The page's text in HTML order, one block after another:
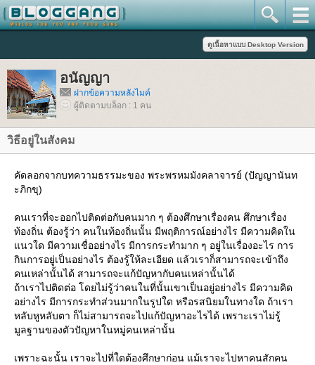
อนัญญา
ฝากข้อความหลังไมค์
ผู้ติดตามบล็อก : 1 คน
วิธีอยู่ในสังคม
คัดลอกจากบทความธรรมะของ พระพรหมมังคลาจารย์ (ปัญญานันท
ะภิกขุ)
คนเราที่จะออกไปติดต่อกับคนมาก ๆ ต้องศึกษาเรื่องคน ศึกษาเรื่อง
ท้องถิ่น ต้องรู้ว่า คนในท้องถิ่นนั้น มีพฤติการณ์อย่างไร มีความคิดใน
นวใด มีความเชื่ออย่างไร มีการกระทำมาก ๆ อยู่ในเรื่องอะไร การ
กินการอยู่เป็นอย่างไร ต้องรู้ให้ละเอียด แล้วเราก็สามารถจะเข้าถึง
คนเหล่านั้นได้ สามารถจะแก้ปัญหากับคนเหล่านั้นได้
ถ้าเราไปติดต่อ โดยไม่รู้ว่าคนในที่นั้นเขาเป็นอยู่อย่างไร มีความคิด
อย่างไร มีการกระทำส่วนมากในรูปใด หรือรสนิยมในทางใด ถ้าเรา
หลับหูหลับตา ก็ไม่สามารถจะไปแก้ปัญหาอะไรได้ เพราะเราไม่รู้
มูลฐานของตัวปัญหาในหมู่คนเหล่านั้น
เพราะฉะนั้น เราจะไปที่ใดต้องศึกษาก่อน แม้เราจะไปหาคนสักคน